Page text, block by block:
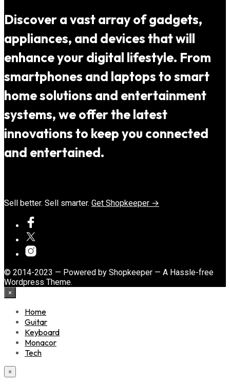
Discover a vast array of gadgets,
appliances, and devices that will
enhance your digital lifestyle. From
smartphones and laptops to smart
home solutions and entertainment
systems, we offer the latest
innovations to keep you connected
and entertained.
Sell better. Sell smarter. Get Shopkeeper →
© 2014-2023 — Powered by Shopkeeper — A Hassle-free
Wordpress Theme.
×
Home
Guitar
Keyboard
Monacor
Tech
×